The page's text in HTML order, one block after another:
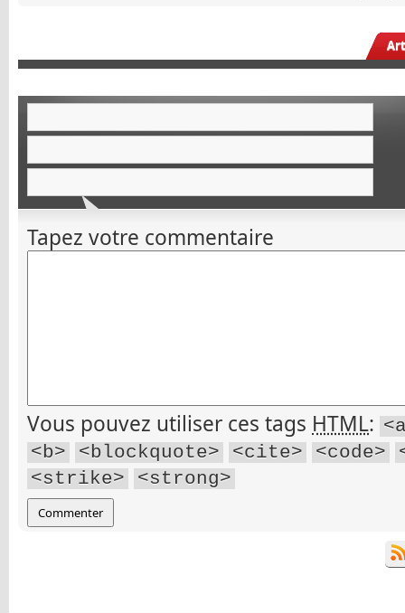
Tapez votre commentaire
Vous pouvez utiliser ces tags HTML:
<b>
<blockquote> <cite> <code>
<strike>
<strong>